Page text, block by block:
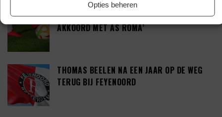
Opties beheren
‘CRYSENSIO SUMMERVILLE DICHT BIJ
AKKOORD MET AS ROMA’
THOMAS BEELEN NA EEN JAAR OP DE WEG
TERUG BIJ FEYENOORD